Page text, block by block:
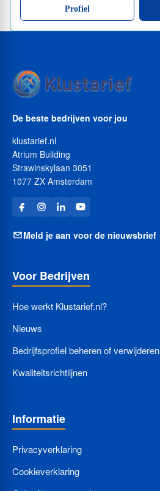
Profiel
De beste bedrijven voor jou
klustarief.nl
Atrium Building
Strawinskylaan 3051
1077 ZX Amsterdam
Meld je aan voor de nieuwsbrief
Voor Bedrijven
Hoe werkt Klustarief.nl?
Nieuws
Bedrijfsprofiel beheren of verwijderen
Kwaliteitsrichtlijnen
Informatie
Privacyverklaring
Cookieverklaring